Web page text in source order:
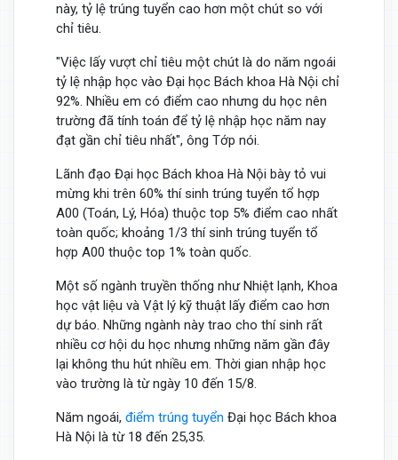
này, tỷ lệ trúng tuyển cao hơn một chút so với
chỉ tiêu.
"Việc lấy vượt chỉ tiêu một chút là do năm ngoái
tỷ lệ nhập học vào Đại học Bách khoa Hà Nội chỉ
92%. Nhiều em có điểm cao nhưng du học nên
trường đã tính toán để tỷ lệ nhập học năm nay
đạt gần chỉ tiêu nhất", ông Tớp nói.
Lãnh đạo Đại học Bách khoa Hà Nội bày tỏ vui
mừng khi trên 60% thí sinh trúng tuyển tổ hợp
A00 (Toán, Lý, Hóa) thuộc top 5% điểm cao nhất
toàn quốc; khoảng 1/3 thí sinh trúng tuyển tổ
hợp A00 thuộc top 1% toàn quốc.
Một số ngành truyền thống như Nhiệt lạnh, Khoa
học vật liệu và Vật lý kỹ thuật lấy điểm cao hơn
dự báo. Những ngành này trao cho thí sinh rất
nhiều cơ hội du học nhưng những năm gần đây
lại không thu hút nhiều em. Thời gian nhập học
vào trường là từ ngày 10 đến 15/8.
Năm ngoái, điểm trúng tuyển Đại học Bách khoa
Hà Nội là từ 18 đến 25,35.